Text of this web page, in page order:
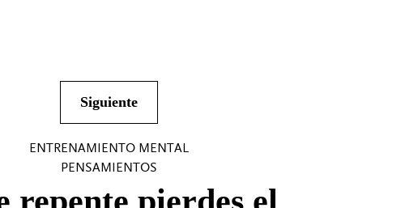
Siguiente
ENTRENAMIENTO MENTAL
PENSAMIENTOS